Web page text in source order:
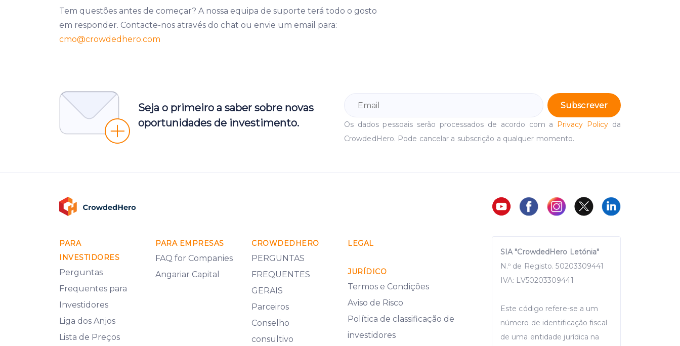
Tem questões antes de começar? A nossa equipa de suporte terá todo o gosto
em responder. Contacte-nos através do chat ou envie um email para:
cmo@crowdedhero.com
Seja o primeiro a saber sobre novas
oportunidades de investimento.
Subscrever
Os dados pessoais serão processados de acordo com a Privacy Policy da
CrowdedHero. Pode cancelar a subscrição a qualquer momento.
PARA
INVESTIDORES
Perguntas
Frequentes para
Investidores
Liga dos Anjos
Lista de Preços
PARA EMPRESAS
FAQ for Companies
Angariar Capital
CROWDEDHERO
PERGUNTAS
FREQUENTES
GERAIS
Parceiros
Conselho
consultivo
LEGAL
JURÍDICO
Termos e Condições
Aviso de Risco
Política de classificação de
investidores
SIA "CrowdedHero Letónia"
N.º de Registo. 50203309441
IVA: LV50203309441
Este código refere-se a um
número de identificação fiscal
de uma entidade jurídica na